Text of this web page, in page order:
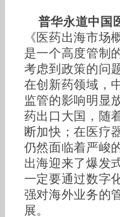
普华永道中国
《医药出海市
是一个高度管制
考虑到政策的问
在创新药领域，
监管的影响明显
药出口大国，随
断加快；在医疗
仍然面临着严峻
出海迎来了爆发
一定要通过数字
强对海外业务的
展。